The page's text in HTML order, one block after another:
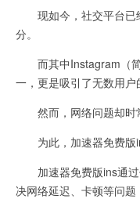
现如今，社交平台已
分。
而其中Instagram（简
一，更是吸引了无数用户
然而，网络问题却时
为此，加速器免费版
加速器免费版ins通过
决网络延迟、卡顿等问